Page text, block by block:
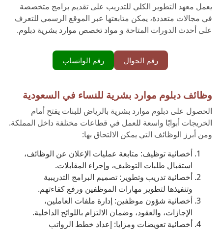
يعمل معهد التطوير الكلي للتدريب على تقديم برامج متخصصة
في مجالات متعددة، يمكن متابعتها عبر الموقع الرسمي للتعرف
على أحدث الدورات المتاحة و مواد تخصص موارد بشرية دبلوم.
رقم الجوال رقم الواتساب
وظائف دبلوم موارد بشرية للنساء في السعودية
الحصول على دبلوم موارد بشرية بالرياض للبنات يفتح أمام
الخريجات أبوابًا واسعة للعمل في قطاعات مختلفة داخل المملكة.
ومن أبرز الوظائف التي يمكن الالتحاق بها:
أخصائية توظيف: متابعة عمليات الإعلان عن الوظائف،
استقبال طلبات التوظيف، وإجراء المقابلات.
أخصائية تدريب وتطوير: تصميم البرامج التدريبية
وتنفيذها لتطوير مهارات الموظفين ورفع كفاءتهم.
أخصائية شؤون موظفين: إدارة ملفات العاملين،
الإجازات، والعقود، وضمان الالتزام باللوائح الداخلية.
أخصائية تعويضات ومزايا: إعداد خطط الرواتب